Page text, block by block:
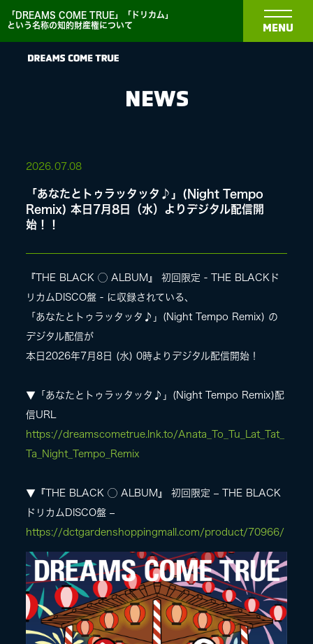
「DREAMS COME TRUE」「ドリカム」
という名称の知的財産権について
MENU
BIOGRAPHY
DISCOGRAPHY
MEDIA
LIVE
SPECIAL SITE
MASA BLOG
NEWS
2026. 07.08
「あなたとトゥラッタッタ♪」(Night Tempo
Remix) 本日7月8日（水）よりデジタル配信開
始！！
『THE BLACK ◯ ALBUM』 初回限定 - THE BLACKド
リカムDISCO盤 - に収録されている、
「あなたとトゥラッタッタ♪」(Night Tempo Remix) の
デジタル配信が
本日2026年7⽉8⽇ (水) 0時よりデジタル配信開始！
▼「あなたとトゥラッタッタ♪」(Night Tempo Remix)配
信URL
https://dreamscometrue.lnk.to/Anata_To_Tu_Lat_Tat_
Ta_Night_Tempo_Remix
▼『THE BLACK ◯ ALBUM』 初回限定 – THE BLACK
ドリカムDISCO盤 –
https://dctgardenshoppingmall.com/product/70966/